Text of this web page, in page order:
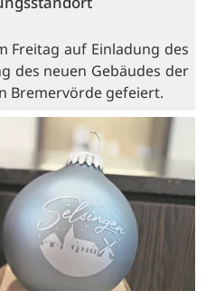
Freitag auf Einladung des
des neuen Gebäudes der
Bremervörde gefeiert.